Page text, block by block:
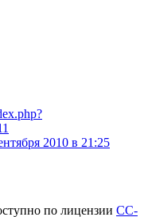
2010 в 21:25
по лицензии CC-